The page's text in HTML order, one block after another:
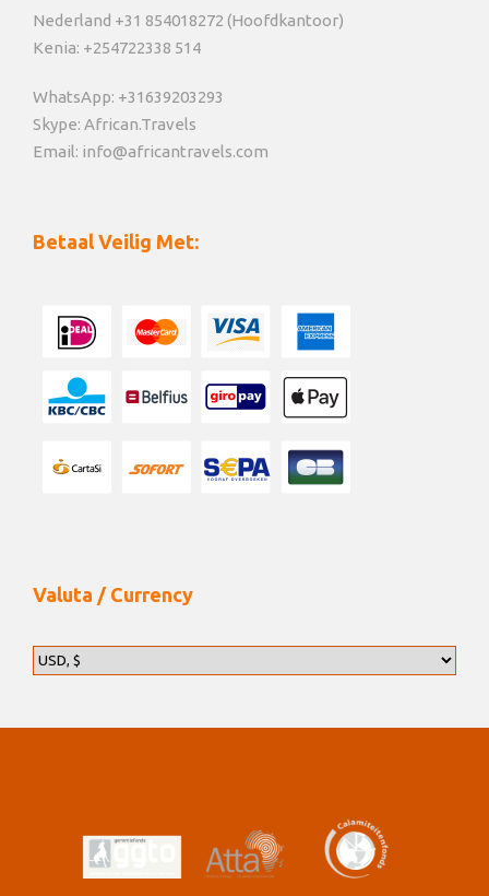
Nederland +31 854018272 (Hoofdkantoor)
Kenia: +254722338 514
WhatsApp: +31639203293
Skype: African.Travels
Email: info@africantravels.com
Betaal Veilig Met:
Valuta / Currency